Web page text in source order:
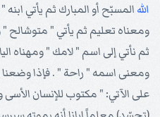
الله المسبّح أو المبارك ثم يأتي
ومعناه تعليم ثم يأتي "
ثم نأتي إلى اسم " لامك " ومهناه
ومعنى اسمه " راحة " . فإذا
على الآتي: " مكتوب للإنسان الأسى